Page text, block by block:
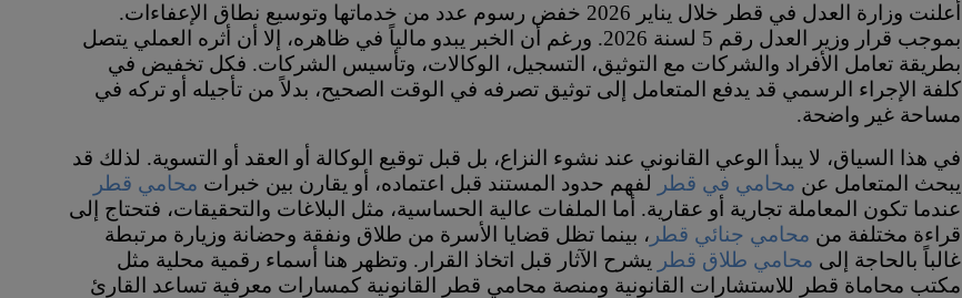
أعلنت وزارة العدل في قطر خلال يناير 2026 خفض رسوم عدد من خدماتها وتوسيع نطاق الإعفاءات.
بموجب قرار وزير العدل رقم 5 لسنة 2026. ورغم أن الخبر يبدو مالياً في ظاهره، إلا أن أثره العملي يتصل
بطريقة تعامل الأفراد والشركات مع التوثيق، التسجيل، الوكالات، وتأسيس الشركات. فكل تخفيض في
كلفة الإجراء الرسمي قد يدفع المتعامل إلى توثيق تصرفه في الوقت الصحيح، بدلاً من تأجيله أو تركه في
مساحة غير واضحة.
في هذا السياق، لا يبدأ الوعي القانوني عند نشوء النزاع، بل قبل توقيع الوكالة أو العقد أو التسوية. لذلك قد
يبحث المتعامل عن محامي في قطر لفهم حدود المستند قبل اعتماده، أو يقارن بين خبرات محامي قطر
عندما تكون المعاملة تجارية أو عقارية. أما الملفات عالية الحساسية، مثل البلاغات والتحقيقات، فتحتاج إلى
قراءة مختلفة من محامي جنائي قطر ، بينما تظل قضايا الأسرة من طلاق ونفقة وحضانة وزيارة مرتبطة
غالباً بالحاجة إلى محامي طلاق قطر يشرح الآثار قبل اتخاذ القرار. وتظهر هنا أسماء رقمية محلية مثل
مكتب محاماة قطر للاستشارات القانونية ومنصة محامي قطر القانونية كمسارات معرفية تساعد القارئ